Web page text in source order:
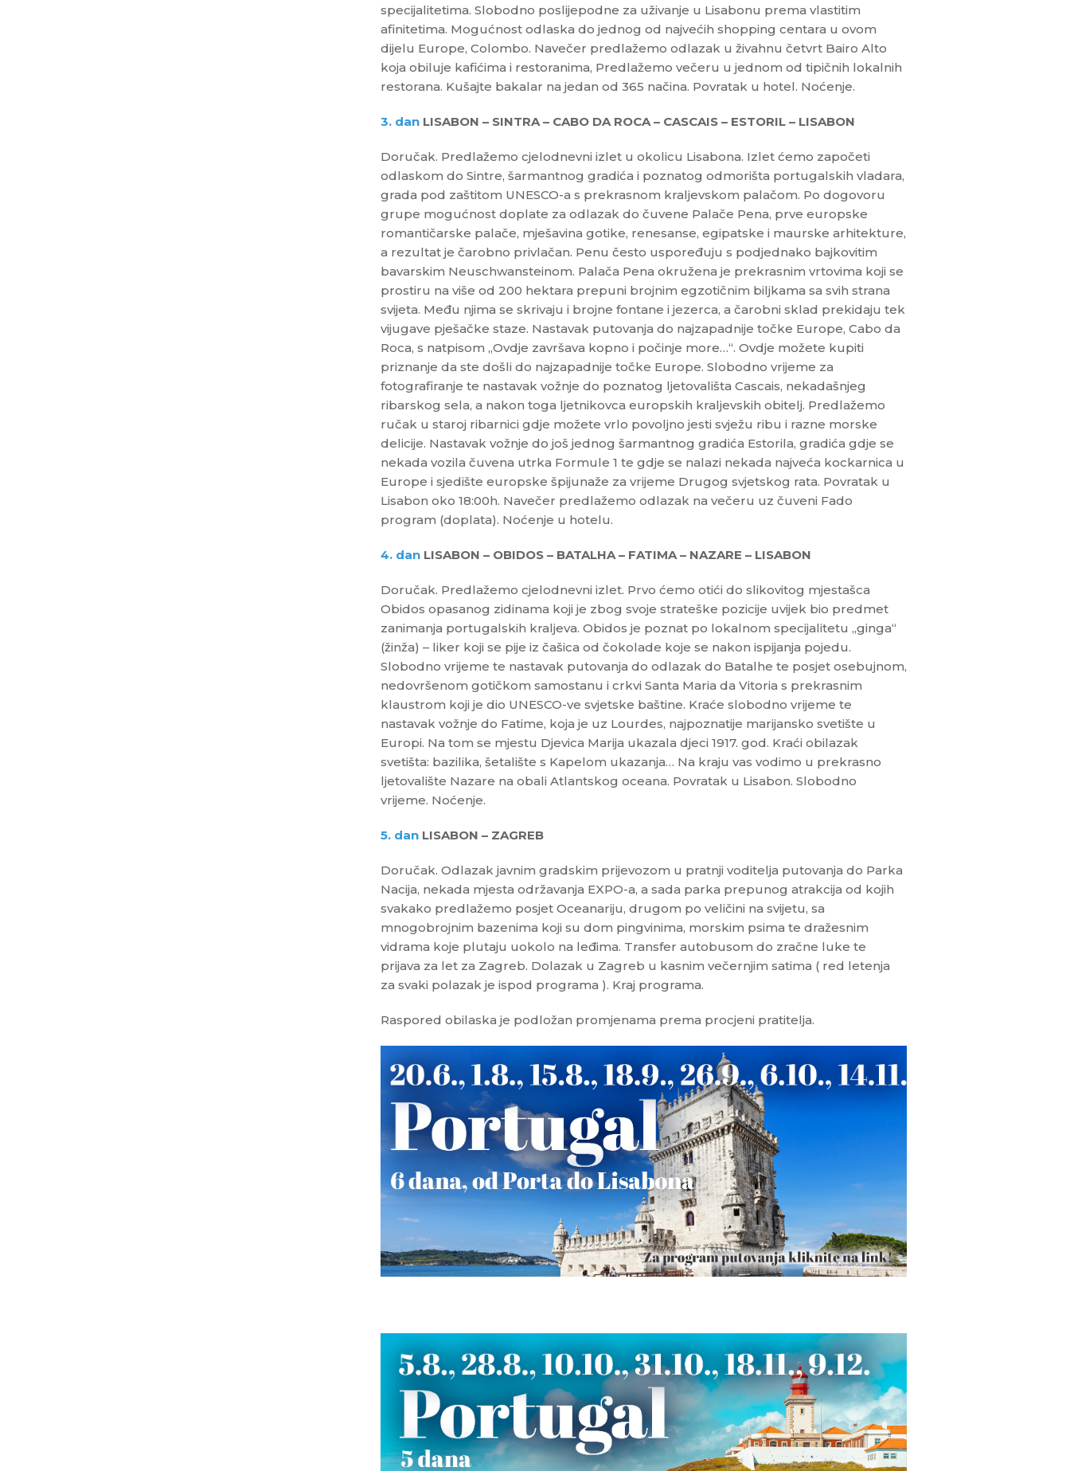
specijalitetima. Slobodno poslijepodne za uživanje u Lisabonu prema vlastitim
afinitetima. Mogućnost odlaska do jednog od najvećih shopping centara u ovom
dijelu Europe, Colombo. Navečer predlažemo odlazak u živahnu četvrt Bairo Alto
koja obiluje kafićima i restoranima, Predlažemo večeru u jednom od tipičnih lokalnih
restorana. Kušajte bakalar na jedan od 365 načina. Povratak u hotel. Noćenje.
3. dan LISABON – SINTRA – CABO DA ROCA – CASCAIS – ESTORIL – LISABON
Doručak. Predlažemo cjelodnevni izlet u okolicu Lisabona. Izlet ćemo započeti
odlaskom do Sintre, šarmantnog gradića i poznatog odmorišta portugalskih vladara,
grada pod zaštitom UNESCO-a s prekrasnom kraljevskom palačom. Po dogovoru
grupe mogućnost doplate za odlazak do čuvene Palače Pena, prve europske
romantičarske palače, mješavina gotike, renesanse, egipatske i maurske arhitekture,
a rezultat je čarobno privlačan. Penu često uspoređuju s podjednako bajkovitim
bavarskim Neuschwansteinom. Palača Pena okružena je prekrasnim vrtovima koji se
prostiru na više od 200 hektara prepuni brojnim egzotičnim biljkama sa svih strana
svijeta. Među njima se skrivaju i brojne fontane i jezerca, a čarobni sklad prekidaju tek
vijugave pješačke staze. Nastavak putovanja do najzapadnije točke Europe, Cabo da
Roca, s natpisom „Ovdje završava kopno i počinje more…“. Ovdje možete kupiti
priznanje da ste došli do najzapadnije točke Europe. Slobodno vrijeme za
fotografiranje te nastavak vožnje do poznatog ljetovališta Cascais, nekadašnjeg
ribarskog sela, a nakon toga ljetnikovca europskih kraljevskih obitelj. Predlažemo
ručak u staroj ribarnici gdje možete vrlo povoljno jesti svježu ribu i razne morske
delicije. Nastavak vožnje do još jednog šarmantnog gradića Estorila, gradića gdje se
nekada vozila čuvena utrka Formule 1 te gdje se nalazi nekada najveća kockarnica u
Europe i sjedište europske špijunaže za vrijeme Drugog svjetskog rata. Povratak u
Lisabon oko 18:00h. Navečer predlažemo odlazak na večeru uz čuveni Fado
program (doplata). Noćenje u hotelu.
4. dan LISABON – OBIDOS – BATALHA – FATIMA – NAZARE – LISABON
Doručak. Predlažemo cjelodnevni izlet. Prvo ćemo otići do slikovitog mjestašca
Obidos opasanog zidinama koji je zbog svoje strateške pozicije uvijek bio predmet
zanimanja portugalskih kraljeva. Obidos je poznat po lokalnom specijalitetu „ginga“
(žinža) – liker koji se pije iz čašica od čokolade koje se nakon ispijanja pojedu.
Slobodno vrijeme te nastavak putovanja do odlazak do Batalhe te posjet osebujnom,
nedovršenom gotičkom samostanu i crkvi Santa Maria da Vitoria s prekrasnim
klaustrom koji je dio UNESCO-ve svjetske baštine. Kraće slobodno vrijeme te
nastavak vožnje do Fatime, koja je uz Lourdes, najpoznatije marijansko svetište u
Europi. Na tom se mjestu Djevica Marija ukazala djeci 1917. god. Kraći obilazak
svetišta: bazilika, šetalište s Kapelom ukazanja… Na kraju vas vodimo u prekrasno
ljetovalište Nazare na obali Atlantskog oceana. Povratak u Lisabon. Slobodno
vrijeme. Noćenje.
5. danLISABON – ZAGREB
Doručak. Odlazak javnim gradskim prijevozom u pratnji voditelja putovanja do Parka
Nacija, nekada mjesta održavanja EXPO-a, a sada parka prepunog atrakcija od kojih
svakako predlažemo posjet Oceanariju, drugom po veličini na svijetu, sa
mnogobrojnim bazenima koji su dom pingvinima, morskim psima te dražesnim
vidrama koje plutaju uokolo na leđima. Transfer autobusom do zračne luke te
prijava za let za Zagreb. Dolazak u Zagreb u kasnim večernjim satima ( red letenja
za svaki polazak je ispod programa ). Kraj programa.
Raspored obilaska je podložan promjenama prema procjeni pratitelja.